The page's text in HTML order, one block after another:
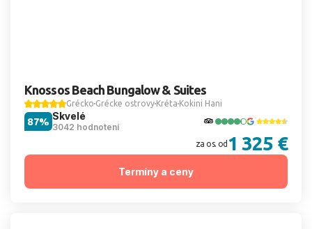
Knossos Beach Bungalow & Suites
Grécko Grécke ostrovy Kréta Kokini Hani
Skvelé
3042 hodnotení
87%
za os. od 1 325 €
Termíny a ceny